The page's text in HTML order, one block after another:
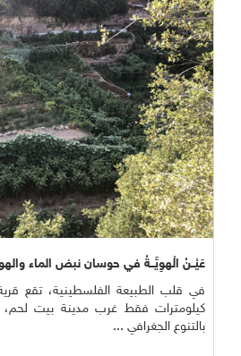
عَيْــنُ الْهوِيَّــةُ في حوسان نبض الماء
في قلب الطبيعة الفلسطينية، تقع
كيلومترات فقط غرب مدينة بيت
بالتنوع الجغرافي ...